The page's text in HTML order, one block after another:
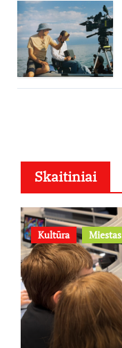
Skaitiniai
Kultūra Miestas